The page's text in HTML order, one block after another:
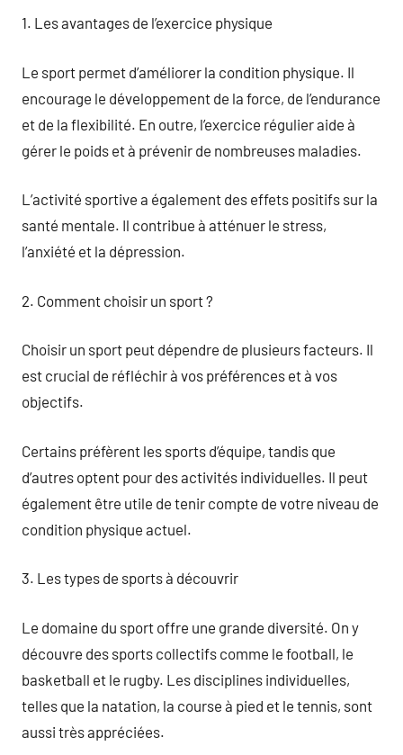
1. Les avantages de l’exercice physique
Le sport permet d’améliorer la condition physique. Il
encourage le développement de la force, de l’endurance
et de la flexibilité. En outre, l’exercice régulier aide à
gérer le poids et à prévenir de nombreuses maladies.
L’activité sportive a également des effets positifs sur la
santé mentale. Il contribue à atténuer le stress,
l’anxiété et la dépression.
2. Comment choisir un sport ?
Choisir un sport peut dépendre de plusieurs facteurs. Il
est crucial de réfléchir à vos préférences et à vos
objectifs.
Certains préfèrent les sports d’équipe, tandis que
d’autres optent pour des activités individuelles. Il peut
également être utile de tenir compte de votre niveau de
condition physique actuel.
3. Les types de sports à découvrir
Le domaine du sport offre une grande diversité. On y
découvre des sports collectifs comme le football, le
basketball et le rugby. Les disciplines individuelles,
telles que la natation, la course à pied et le tennis, sont
aussi très appréciées.